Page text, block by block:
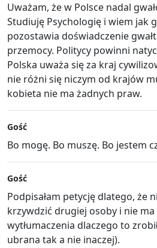
Uważam, że w Polsce nadal
Studiuję Psychologię i wiem jak
pozostawia doświadczenie
przemocy. Politycy powinni
Polska uważa się za kraj
nie różni się niczym od krajów
kobieta nie ma żadnych praw.
Gość
Bo mogę. Bo muszę. Bo jestem
Gość
Podpisałam petycję dlatego, że
krzywdzić drugiej osoby i nie
wytłumaczenia dlaczego to
ubrana tak a nie inaczej).